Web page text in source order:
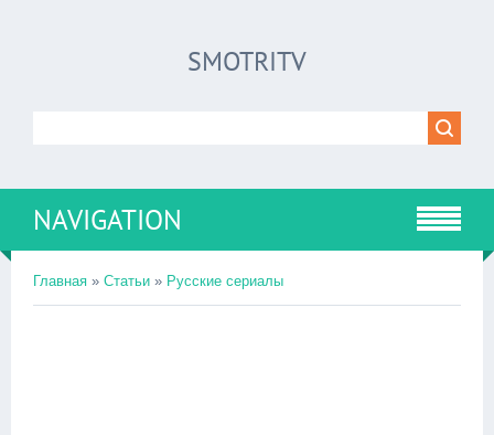
SMOTRITV
NAVIGATION
Главная » Статьи » Русские сериалы